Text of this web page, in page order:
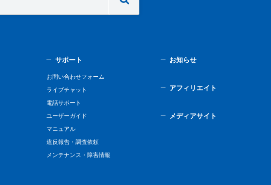
サポート
お問い合わせフォーム
ライブチャット
電話サポート
ユーザーガイド
マニュアル
違反報告・調査依頼
メンテナンス・障害情報
お知らせ
アフィリエイト
メディアサイト